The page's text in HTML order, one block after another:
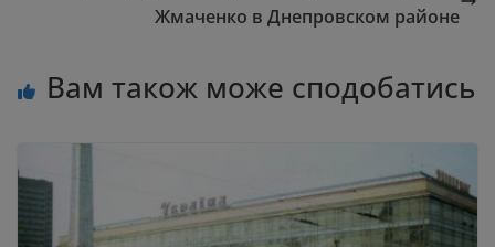
Жмаченко в Днепровском районе
Вам також може сподобатись